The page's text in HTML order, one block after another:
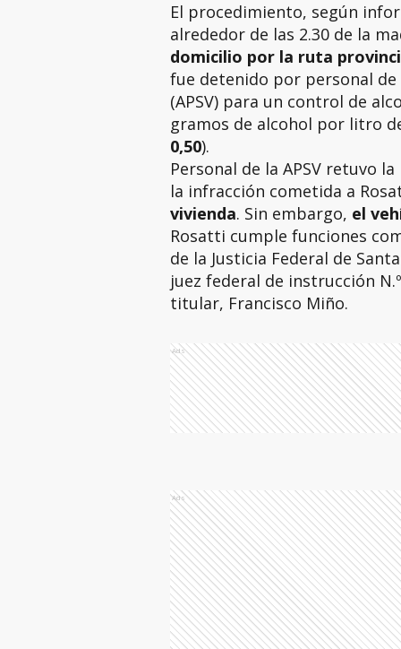
El procedimiento, según
alrededor de las 2.30 de la
domicilio por la ruta
fue detenido por personal de
(APSV) para un control de
gramos de alcohol por litro
0,50).
Personal de la APSV retuvo
la infracción cometida a
vivienda. Sin embargo, el
Rosatti cumple funciones
de la Justicia Federal de
juez federal de instrucción
titular, Francisco Miño.
Ads
Ads